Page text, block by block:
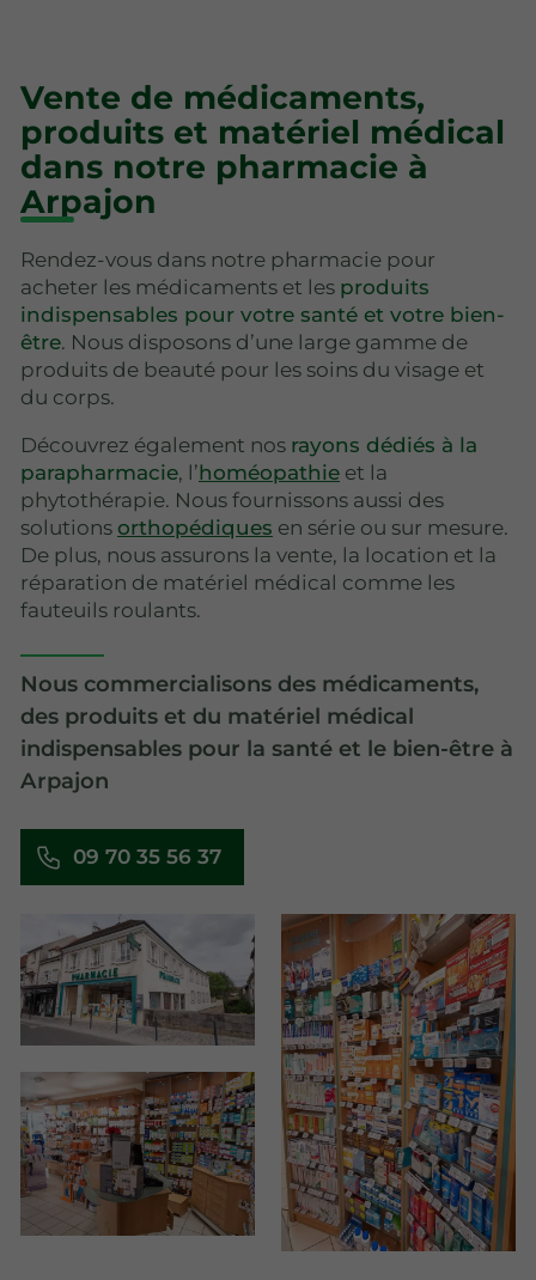
Vente de médicaments,
produits et matériel médical
dans notre pharmacie à
Arpajon
Rendez-vous dans notre pharmacie pour
acheter les médicaments et les produits
indispensables pour votre santé et votre bien-
être. Nous disposons d’une large gamme de
produits de beauté pour les soins du visage et
du corps.
Découvrez également nos rayons dédiés à la
parapharmacie, l’homéopathie et la
phytothérapie. Nous fournissons aussi des
solutions orthopédiques en série ou sur mesure.
De plus, nous assurons la vente, la location et la
réparation de matériel médical comme les
fauteuils roulants.
Nous commercialisons des médicaments,
des produits et du matériel médical
indispensables pour la santé et le bien-être à
Arpajon
09 70 35 56 37